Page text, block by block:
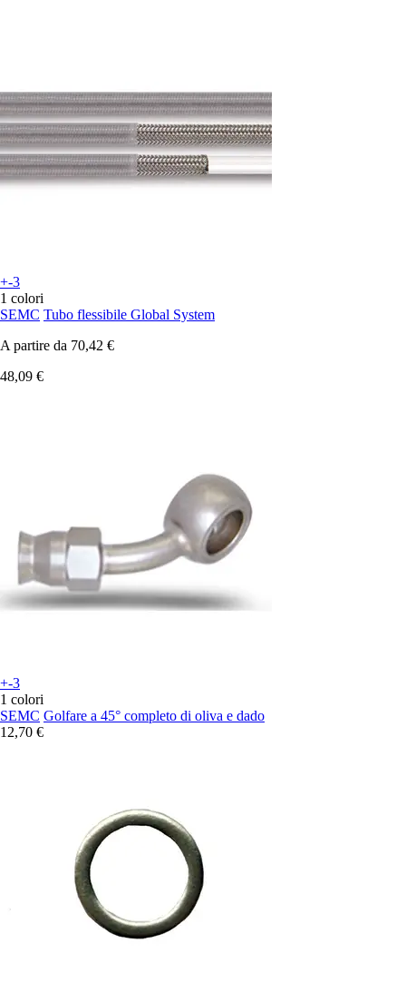
+-3
1 colori
SEMC Tubo flessibile Global System
A partire da 70,42 €
48,09 €
+-3
1 colori
SEMC Golfare a 45° completo di oliva e dado
12,70 €